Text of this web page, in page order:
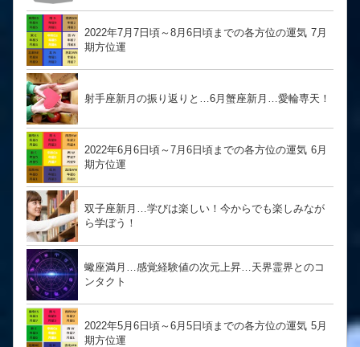
2022年7月7日頃～8月6日頃までの各方位の運気 7月
期方位運
射手座新月の振り返りと…6月蟹座新月…愛輪専天！
2022年6月6日頃～7月6日頃までの各方位の運気 6月
期方位運
双子座新月…学びは楽しい！今からでも楽しみなが
ら学ぼう！
蠍座満月…感覚経験値の次元上昇…天界霊界とのコ
ンタクト
2022年5月6日頃～6月5日頃までの各方位の運気 5月
期方位運